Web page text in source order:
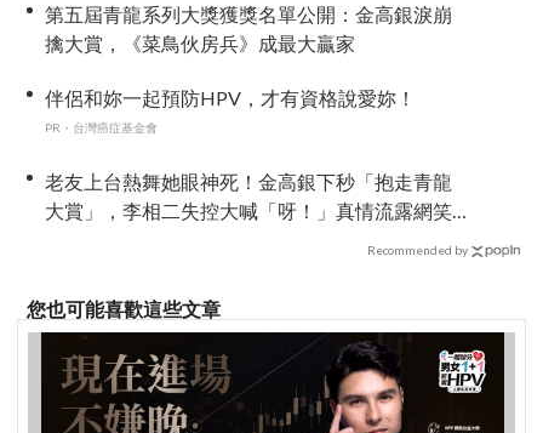
第五屆青龍系列大獎獲獎名單公開：金高銀淚崩
擒大賞，《菜鳥伙房兵》成最大贏家
伴侶和妳一起預防HPV，才有資格說愛妳！
PR・台灣癌症基金會
老友上台熱舞她眼神死！金高銀下秒「抱走青龍
大賞」，李相二失控大喊「呀！」真情流露網笑
Recommended by
您也可能喜歡這些文章